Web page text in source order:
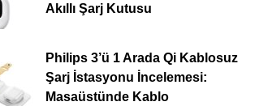
Akıllı Şarj Kutusu
Philips 3’ü 1 Arada Qi Kablosuz
Şarj İstasyonu İncelemesi:
Masaüstünde Kablo